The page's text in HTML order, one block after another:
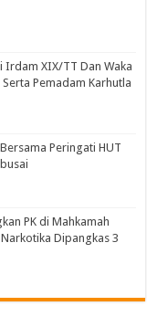
XIX/TT Dan Waka
Pemadam Karhutla
Peringati HUT
PK di Mahkamah
Dipangkas 3